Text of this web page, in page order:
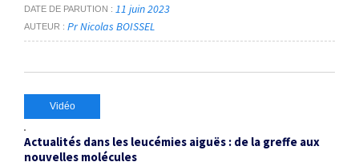
DATE DE PARUTION 11 juin 2023
AUTEUR Pr Nicolas BOISSEL
Vidéo
Actualités dans les leucémies aiguës : de la greffe aux
nouvelles molécules